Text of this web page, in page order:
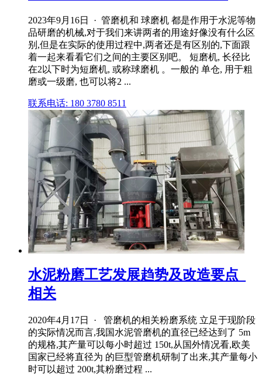
2023年9月16日 · 管磨机和 球磨机 都是作用于水泥等物
品研磨的机械,对于我们来讲两者的用途好像没有什么区
别,但是在实际的使用过程中,两者还是有区别的,下面跟
着一起来看看它们之间的主要区别吧。 短磨机, 长径比
在2以下时为短磨机, 或称球磨机 。一般的 单仓, 用于粗
磨或一级磨, 也可以将2 ...
联系电话: 180 3780 8511
水泥粉磨工艺发展趋势及改造要点_
相关
2020年4月17日 · 管磨机的相关粉磨系统 立足于现阶段
的实际情况而言,我国水泥管磨机的直径已经达到了 5m
的规格,其产量可以每小时超过 150t,从国外情况看,欧美
国家已经将直径为 的巨型管磨机研制了出来,其产量每小
时可以超过 200t,其粉磨过程 ...